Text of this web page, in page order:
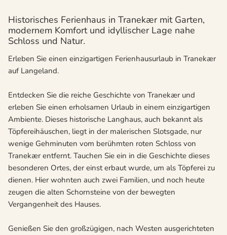
Historisches Ferienhaus in Tranekær mit Garten,
modernem Komfort und idyllischer Lage nahe
Schloss und Natur.
Erleben Sie einen einzigartigen Ferienhausurlaub in Tranekær
auf Langeland.
Entdecken Sie die reiche Geschichte von Tranekær und
erleben Sie einen erholsamen Urlaub in einem einzigartigen
Ambiente. Dieses historische Langhaus, auch bekannt als
Töpfereihäuschen, liegt in der malerischen Slotsgade, nur
wenige Gehminuten vom berühmten roten Schloss von
Tranekær entfernt. Tauchen Sie ein in die Geschichte dieses
besonderen Ortes, der einst erbaut wurde, um als Töpferei zu
dienen. Hier wohnten auch zwei Familien, und noch heute
zeugen die alten Schornsteine von der bewegten
Vergangenheit des Hauses.
Genießen Sie den großzügigen, nach Westen ausgerichteten